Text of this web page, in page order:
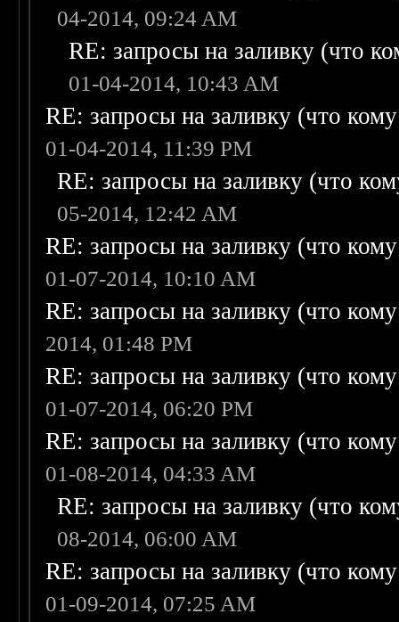
04-2014, 09:24 AM
RE: запросы на заливку (что
01-04-2014, 10:43 AM
RE: запросы на заливку (что
01-04-2014, 11:39 PM
RE: запросы на заливку (что
05-2014, 12:42 AM
RE: запросы на заливку (что
01-07-2014, 10:10 AM
RE: запросы на заливку (что
2014, 01:48 PM
RE: запросы на заливку (что
01-07-2014, 06:20 PM
RE: запросы на заливку (что
01-08-2014, 04:33 AM
RE: запросы на заливку (что
08-2014, 06:00 AM
RE: запросы на заливку (что
01-09-2014, 07:25 AM